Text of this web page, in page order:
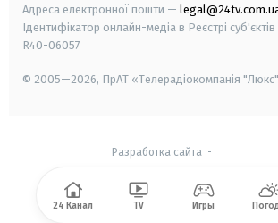
Адреса електронної пошти —
Ідентифікатор онлайн-медіа в Реєстрі
R40-06057
© 2005—2026, ПрАТ «Телерадіокомпанія
Разработка сайта -
24 Канал TV Игры